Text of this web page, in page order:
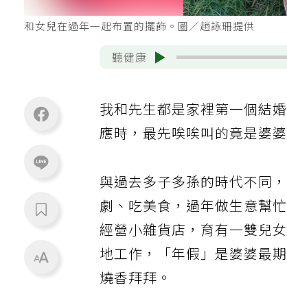
和女兒在過年一起布置的擺飾。圖／趙詠珊提供
聽健康
我和先生都是家裡第一個結
應時，最先唉唉叫的竟是婆
與過去多子多孫的時代不同
劇、吃美食，過年做生意幫
經營小雜貨店，育有一雙兒
地工作，「年假」是婆婆最
燒香拜拜。